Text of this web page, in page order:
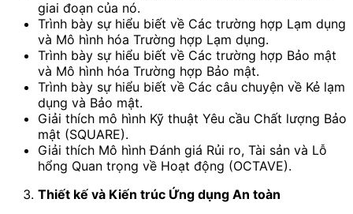
giai đoạn của nó.
Trình bày sự hiểu biết về Các trường hợp Lạm dụng
và Mô hình hóa Trường hợp Lạm dụng.
Trình bày sự hiểu biết về Các trường hợp Bảo mật
và Mô hình hóa Trường hợp Bảo mật.
Trình bày sự hiểu biết về Các câu chuyện về Kẻ lạm
dụng và Bảo mật.
Giải thích mô hình Kỹ thuật Yêu cầu Chất lượng Bảo
mật (SQUARE).
Giải thích Mô hình Đánh giá Rủi ro, Tài sản và Lỗ
hổng Quan trọng về Hoạt động (OCTAVE).
Thiết kế và Kiến trúc Ứng dụng An toàn